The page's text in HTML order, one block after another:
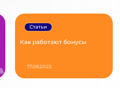
Как работают бонусы
Статьи
17.08.2022